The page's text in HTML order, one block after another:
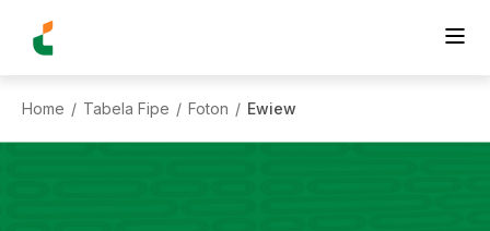
Home / Tabela Fipe / Foton / Ewiew